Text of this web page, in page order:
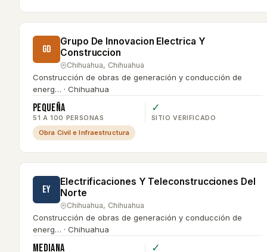
GD
Grupo De Innovacion Electrica Y
Construccion
Chihuahua, Chihuahua
Construcción de obras de generación y conducción de
energ… · Chihuahua
Pequeña
51 A 100 PERSONAS
✓
SITIO VERIFICADO
Obra Civil e Infraestructura
EY
Electrificaciones Y Teleconstrucciones Del
Norte
Chihuahua, Chihuahua
Construcción de obras de generación y conducción de
energ… · Chihuahua
Mediana ✓